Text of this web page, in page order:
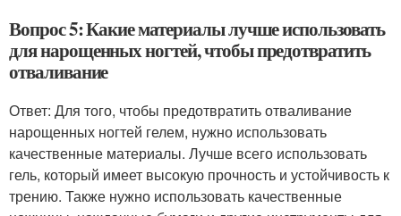
Вопрос 5: Какие материалы лучше использовать
для нарощенных ногтей, чтобы предотвратить
отваливание
Ответ: Для того, чтобы предотвратить отваливание
нарощенных ногтей гелем, нужно использовать
качественные материалы. Лучше всего использовать
гель, который имеет высокую прочность и устойчивость к
трению. Также нужно использовать качественные